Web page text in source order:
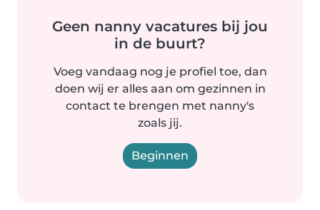
Geen nanny vacatures bij jou
in de buurt?
Voeg vandaag nog je profiel toe, dan
doen wij er alles aan om gezinnen in
contact te brengen met nanny's
zoals jij.
Beginnen